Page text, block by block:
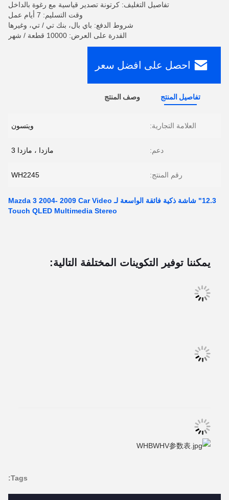
تفاصيل التغليف: كرتونة تصدير قياسية مع رغوة بالداخل
وقت التسليم: 7 أيام عمل
شروط الدفع: باي بال، بنك تي / تي، وغيرها
القدرة على العرض: 10000 قطعة / شهر
احصل على افضل سعر
تفاصيل المنتج وصف المنتج
العلامة التجارية: ويتسون
دعم: مازدا ، مازدا 3
رقم المنتج: WH2245
12.3" شاشة ذكية فائقة الواسعة لـ Mazda 3 2004- 2009 Car Video
Touch QLED Multimedia Stereo
يمكننا توفير التكوينات المختلفة التالية:
Tags: